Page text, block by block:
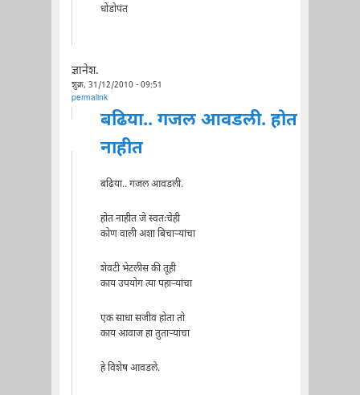
धोंडोपंत
ज्ञानेश.
शुक्र, 31/12/2010 - 09:51
permalink
बढिया.. गजल आवडली. होत
नाहीत
बढिया.. गजल आवडली.
होत नाहीत जे स्वतःचेही
कोण वाली अशा बिचार्‍यांचा
शेवटी भेटलीस की तूही
काय उपयोग त्या पहार्‍यांचा
एक साधा सजीव होता तो
काय आवाज हा तुतार्‍यांचा
हे विशेष आवडले.